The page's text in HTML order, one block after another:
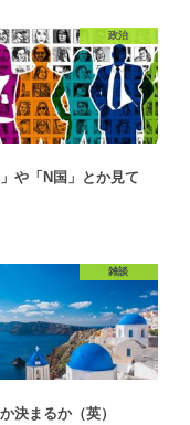
政治
」や「N国」とか見て
雑談
決まるか（英）